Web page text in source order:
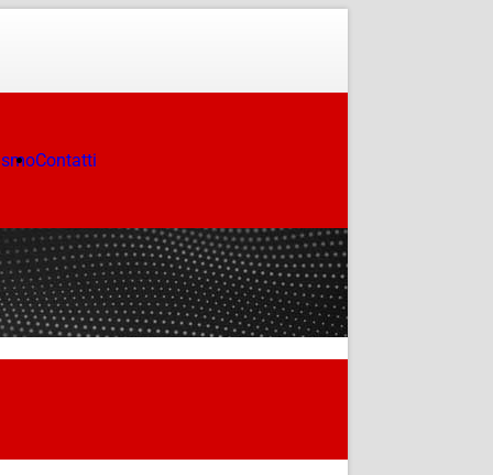
Contatti